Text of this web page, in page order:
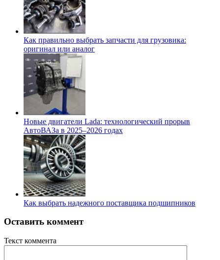
Как правильно выбрать запчасти для грузовика:
оригинал или аналог
Новые двигатели Lada: технологический прорыв
АвтоВАЗа в 2025–2026 годах
Как выбрать надежного поставщика подшипников
Оставить коммент
Текст коммента